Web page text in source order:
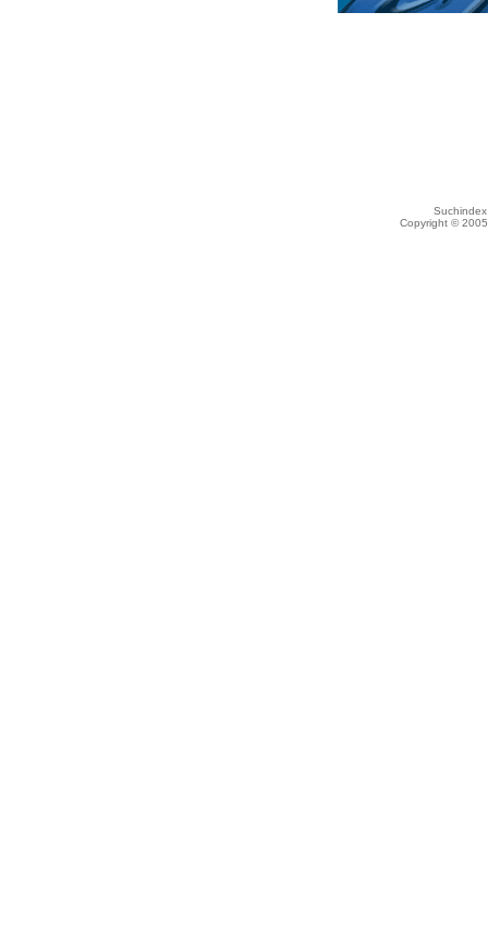
Copyright ©